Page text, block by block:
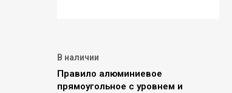
В наличии
Правило алюминиевое
прямоугольное с уровнем и